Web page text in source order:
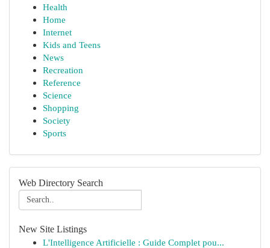
Health
Home
Internet
Kids and Teens
News
Recreation
Reference
Science
Shopping
Society
Sports
Web Directory Search
New Site Listings
L'Intelligence Artificielle : Guide Complet pou...